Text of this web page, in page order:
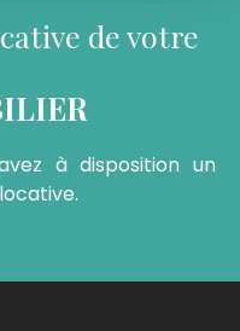
de votre
à disposition un